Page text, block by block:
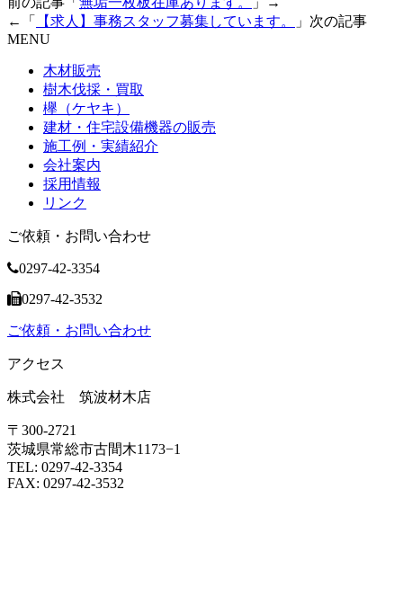
←「
【求人】事務スタッフ募集しています。
」次の記事
MENU
木材販売
樹木伐採・買取
欅（ケヤキ）
建材・住宅設備機器の販売
施工例・実績紹介
会社案内
採用情報
リンク
ご依頼・お問い合わせ
0297-42-3354
0297-42-3532
ご依頼・お問い合わせ
アクセス
株式会社 筑波材木店
〒300-2721
茨城県常総市古間木1173−1
TEL: 0297-42-3354
FAX: 0297-42-3532